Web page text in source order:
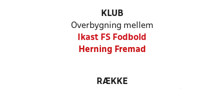
KLUB
Overbygning mellem
Ikast FS Fodbold
Herning Fremad
RÆKKE